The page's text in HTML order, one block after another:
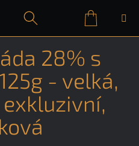
HledatPřihlášeníNákupní
košík
28% s
- velká,